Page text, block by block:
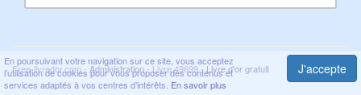
En poursuivant votre navigation sur ce site, vous acceptez
l’utilisation de cookies pour vous proposer des contenus et
services adaptés à vos centres d’intérêts. En savoir plus
J'accepte
Free-livredor.com -Administration- Livre 49699 -Livre d'or gratuit